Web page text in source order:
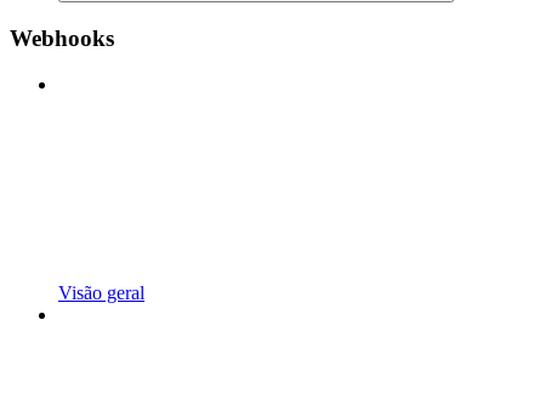
Webhooks
Visão geral